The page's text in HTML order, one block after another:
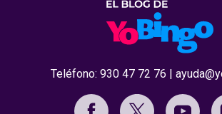
Teléfono: 930 47 72 76